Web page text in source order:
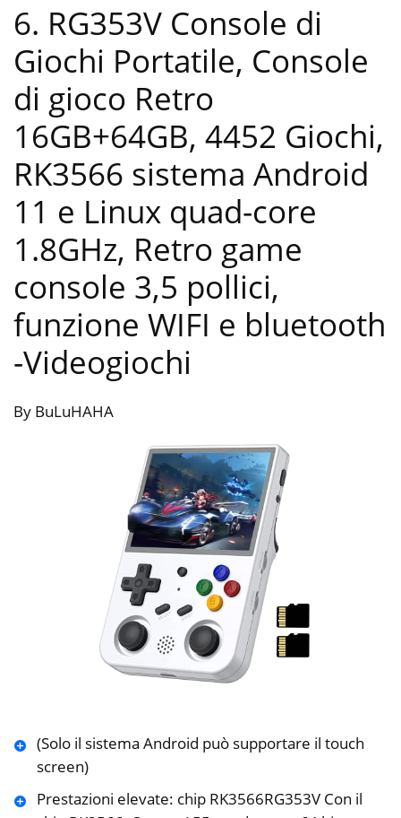
6. RG353V Console di
Giochi Portatile, Console
di gioco Retro
16GB+64GB, 4452 Giochi,
RK3566 sistema Android
11 e Linux quad-core
1.8GHz, Retro game
console 3,5 pollici,
funzione WIFI e bluetooth
-Videogiochi
By BuLuHAHA
(Solo il sistema Android può supportare il touch
screen)
Prestazioni elevate: chip RK3566RG353V Con il